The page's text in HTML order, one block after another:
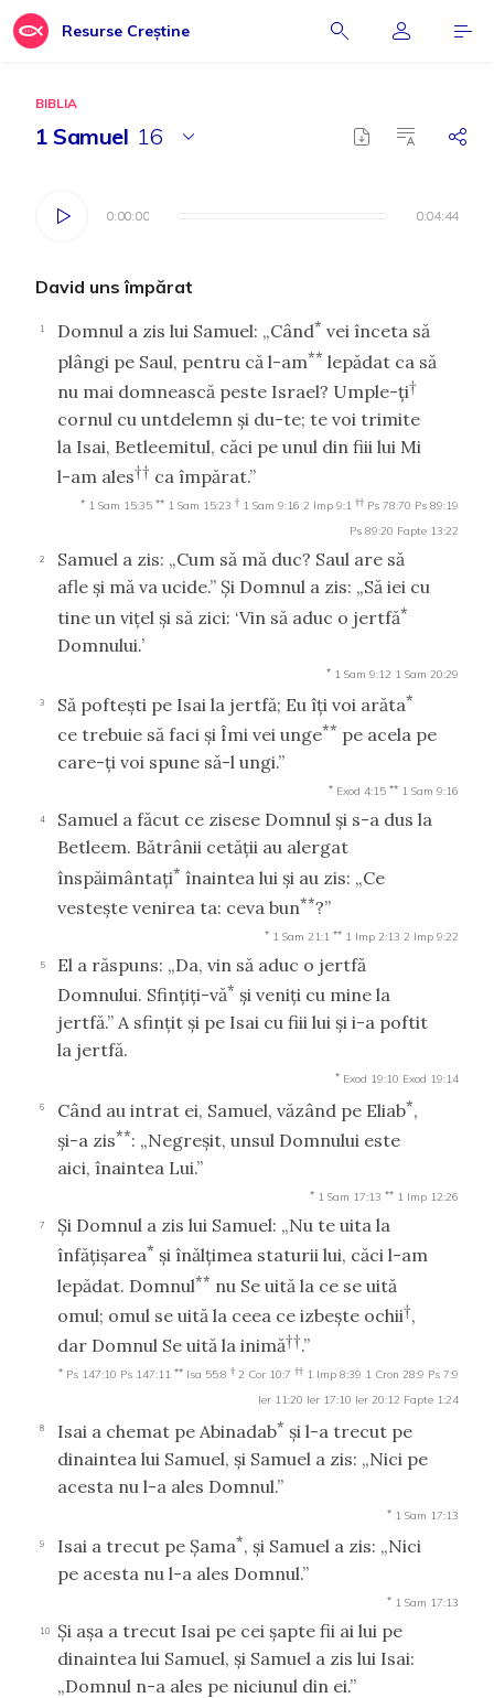
Resurse Creștine
BIBLIA
1 Samuel 16
0:00:00 0:04:44
0:00:00 0:04:44
David uns împărat
1 Domnul a zis lui Samuel: „Când* vei înceta să
plângi pe Saul, pentru că l-am** lepădat ca să
nu mai domnească peste Israel? Umple-ţi†
cornul cu untdelemn şi du-te; te voi trimite
la Isai, Betleemitul, căci pe unul din fiii lui Mi
l-am ales†† ca împărat.”
* 1 Sam 15:35 ** 1 Sam 15:23 † 1 Sam 9:16 2 Imp 9:1 †† Ps 78:70 Ps 89:19
Ps 89:20 Fapte 13:22
2
Samuel a zis: „Cum să mă duc? Saul are să
afle şi mă va ucide.” Şi Domnul a zis: „Să iei cu
tine un viţel şi să zici: ‘Vin să aduc o jertfă*
Domnului.’
* 1 Sam 9:12 1 Sam 20:29
3 Să pofteşti pe Isai la jertfă; Eu îţi voi arăta*
ce trebuie să faci şi Îmi vei unge** pe acela pe
care-ţi voi spune să-l ungi.”
* Exod 4:15 ** 1 Sam 9:16
4
Samuel a făcut ce zisese Domnul şi s-a dus la
Betleem. Bătrânii cetăţii au alergat
înspăimântaţi* înaintea lui şi au zis: „Ce
vesteşte venirea ta: ceva bun**?”
* 1 Sam 21:1 ** 1 Imp 2:13 2 Imp 9:22
5
El a răspuns: „Da, vin să aduc o jertfă
Domnului. Sfinţiţi-vă* şi veniţi cu mine la
jertfă.” A sfinţit şi pe Isai cu fiii lui şi i-a poftit
la jertfă.
* Exod 19:10 Exod 19:14
6 Când au intrat ei, Samuel, văzând pe Eliab*,
şi-a zis**: „Negreşit, unsul Domnului este
aici, înaintea Lui.”
* 1 Sam 17:13 ** 1 Imp 12:26
7
Şi Domnul a zis lui Samuel: „Nu te uita la
înfăţişarea* şi înălţimea staturii lui, căci l-am
lepădat. Domnul** nu Se uită la ce se uită
omul; omul se uită la ceea ce izbeşte ochii†,
dar Domnul Se uită la inimă††.”
* Ps 147:10 Ps 147:11 ** Isa 55:8 † 2 Cor 10:7 †† 1 Imp 8:39 1 Cron 28:9 Ps 7:9
Ier 11:20 Ier 17:10 Ier 20:12 Fapte 1:24
8 Isai a chemat pe Abinadab* şi l-a trecut pe
dinaintea lui Samuel, şi Samuel a zis: „Nici pe
acesta nu l-a ales Domnul.”
* 1 Sam 17:13
9 Isai a trecut pe Şama*, şi Samuel a zis: „Nici
pe acesta nu l-a ales Domnul.”
* 1 Sam 17:13
10
Şi aşa a trecut Isai pe cei şapte fii ai lui pe
dinaintea lui Samuel, şi Samuel a zis lui Isai:
„Domnul n-a ales pe niciunul din ei.”